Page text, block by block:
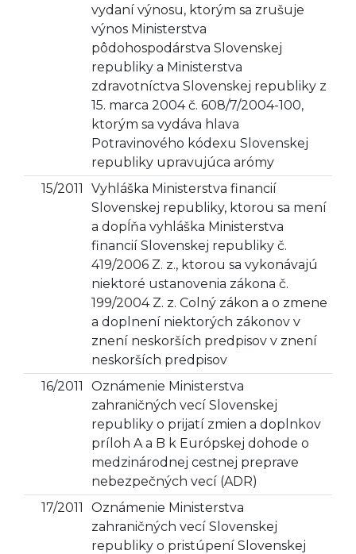
vydaní výnosu, ktorým sa zrušuje
výnos Ministerstva
pôdohospodárstva Slovenskej
republiky a Ministerstva
zdravotníctva Slovenskej republiky z
15. marca 2004 č. 608/7/2004-100,
ktorým sa vydáva hlava
Potravinového kódexu Slovenskej
republiky upravujúca arómy
15/2011
Vyhláška Ministerstva financií
Slovenskej republiky, ktorou sa mení
a dopĺňa vyhláška Ministerstva
financií Slovenskej republiky č.
419/2006 Z. z., ktorou sa vykonávajú
niektoré ustanovenia zákona č.
199/2004 Z. z. Colný zákon a o zmene
a doplnení niektorých zákonov v
znení neskorších predpisov v znení
neskorších predpisov
16/2011
Oznámenie Ministerstva
zahraničných vecí Slovenskej
republiky o prijatí zmien a doplnkov
príloh A a B k Európskej dohode o
medzinárodnej cestnej preprave
nebezpečných vecí (ADR)
17/2011
Oznámenie Ministerstva
zahraničných vecí Slovenskej
republiky o pristúpení Slovenskej